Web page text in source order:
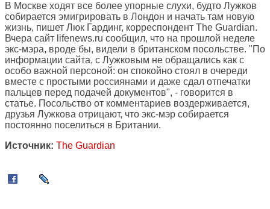
В Москве ходят все более упорные слухи, будто Лужков
собирается эмигрировать в Лондон и начать там новую
жизнь, пишет Люк Гардинг, корреспондент The Guardian.
Вчера сайт lifenews.ru сообщил, что на прошлой неделе
экс-мэра, вроде бы, видели в британском посольстве. "По
информации сайта, с Лужковым не обращались как с
особо важной персоной: он спокойно стоял в очереди
вместе с простыми россиянами и даже сдал отпечатки
пальцев перед подачей документов", - говорится в
статье. Посольство от комментариев воздерживается,
друзья Лужкова отрицают, что экс-мэр собирается
постоянно поселиться в Британии.
Источник: The Guardian